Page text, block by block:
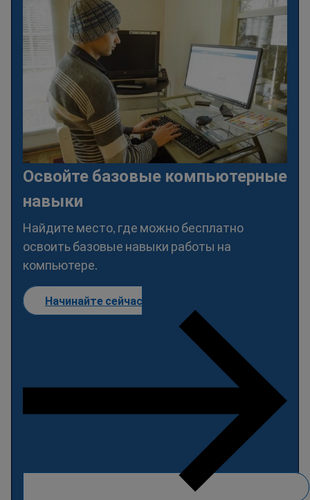
Освойте базовые компьютерные
навыки
Найдите место, где можно бесплатно
освоить базовые навыки работы на
компьютере.
Начинайте сейчас